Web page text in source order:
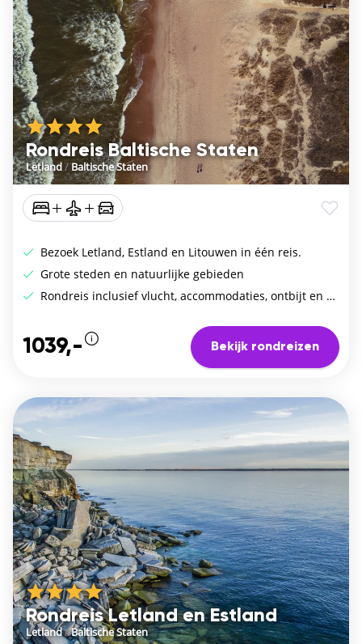
Rondreis Baltische Staten
Letland/Baltische Staten
Bezoek Letland, Estland en Litouwen in één reis.
Grote steden en natuurlijke gebieden
Rondreis inclusief vlucht, accommodaties, ontbijt en huurauto
1039,- Bekijk rondreizen
Rondreis Letland en Estland
Letland/Baltische Staten